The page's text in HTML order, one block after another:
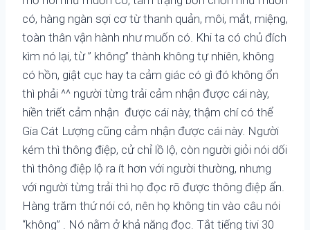
có, hàng ngàn sợi cơ từ thanh quản, môi, mắt, miệng,
toàn thân vận hành như muốn có. Khi ta có chủ đích
kìm nó lại, từ ” không” thành không tự nhiên, không
có hồn, giật cục hay ta cảm giác có gì đó không ổn
thì phải ^^ người từng trải cảm nhận được cái này,
hiền triết cảm nhận được cái này, thậm chí có thể
Gia Cát Lượng cũng cảm nhận được cái này. Người
kém thì thông điệp, cử chỉ lồ lộ, còn người giỏi nói dối
thì thông điệp lộ ra ít hơn với người thường, nhưng
với người từng trải thì họ đọc rõ được thông điệp ẩn.
Hàng trăm thứ nói có, nên họ không tin vào câu nói
“không” . Nó nằm ở khả năng đọc. Tắt tiếng tivi 30